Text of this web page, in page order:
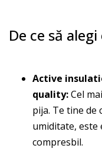
De ce să
Active
quality:Cel
pija. Te tine de
umiditate, este
compresbil.